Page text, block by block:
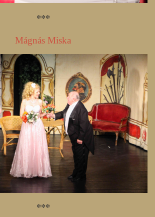
***
Mágnás Miska
***